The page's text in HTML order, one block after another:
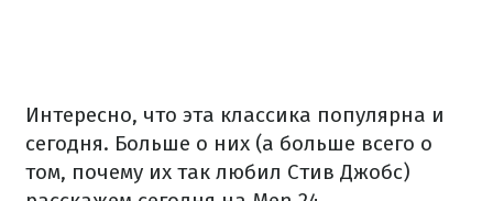
Интересно, что эта классика популярна и
сегодня. Больше о них (а больше всего о
том, почему их так любил Стив Джобс)